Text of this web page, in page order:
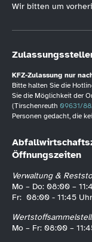
Wir bitten um
KFZ-Zulassung nur
Bitte halten Sie die
Sie die Möglichkeit der
(Tirschenreuth 09631/
Personen gedacht, die
Öffnungszeiten
Verwaltung &
Mo – Do: 08:00 –
Fr: 08:00 - 11:45 Uhr
Mo – Fr: 08:00 –